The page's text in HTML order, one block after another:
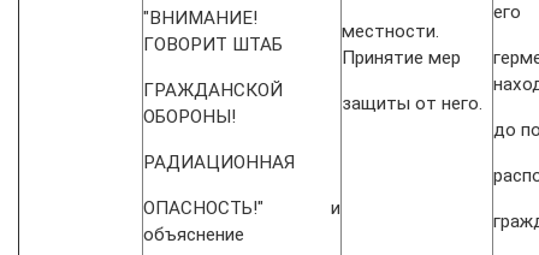
"ВНИМАНИЕ!
ГОВОРИТ ШТАБ
ГРАЖДАНСКОЙ
ОБОРОНЫ!
РАДИАЦИОННАЯ
ОПАСНОСТЬ!" и
объяснение
местности.
Принятие мер
защиты от него.
его
до